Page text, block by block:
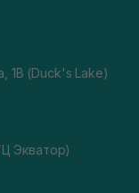
1В (Duck's Lake)
Экватор)